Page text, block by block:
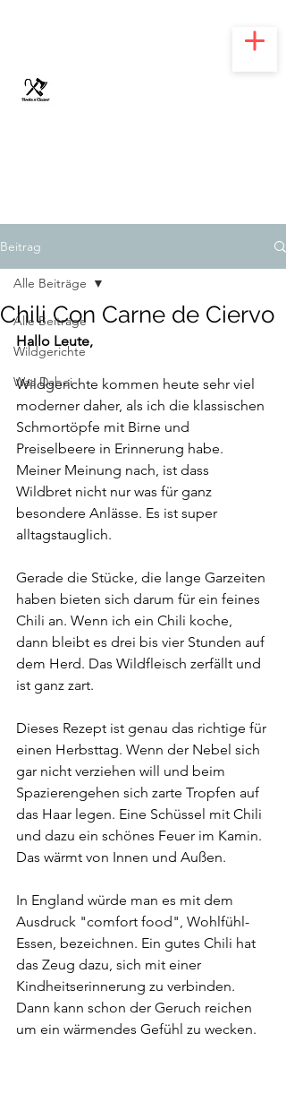
Beitrag
Alle Beiträge
Wildgerichte
Was Dabei
Alle Beiträge
Chili Con Carne de Ciervo
Hallo Leute,
Wildgerichte kommen heute sehr viel
moderner daher, als ich die klassischen
Schmortöpfe mit Birne und
Preiselbeere in Erinnerung habe.
Meiner Meinung nach, ist dass
Wildbret nicht nur was für ganz
besondere Anlässe. Es ist super
alltagstauglich.
Gerade die Stücke, die lange Garzeiten
haben bieten sich darum für ein feines
Chili an. Wenn ich ein Chili koche,
dann bleibt es drei bis vier Stunden auf
dem Herd. Das Wildfleisch zerfällt und
ist ganz zart.
Dieses Rezept ist genau das richtige für
einen Herbsttag. Wenn der Nebel sich
gar nicht verziehen will und beim
Spazierengehen sich zarte Tropfen auf
das Haar legen. Eine Schüssel mit Chili
und dazu ein schönes Feuer im Kamin.
Das wärmt von Innen und Außen.
In England würde man es mit dem
Ausdruck "comfort food", Wohlfühl-
Essen, bezeichnen. Ein gutes Chili hat
das Zeug dazu, sich mit einer
Kindheitserinnerung zu verbinden.
Dann kann schon der Geruch reichen
um ein wärmendes Gefühl zu wecken.